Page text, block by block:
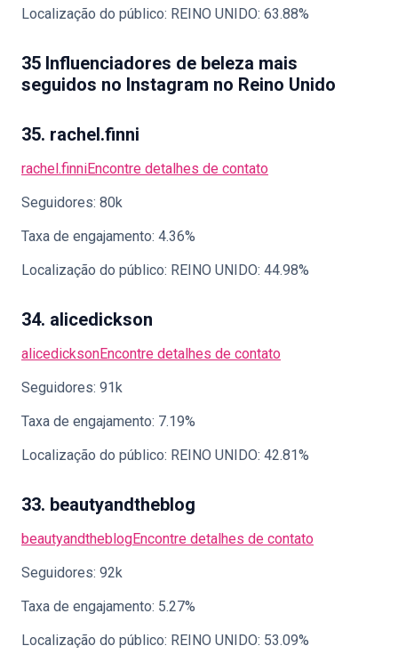
Localização do público: REINO UNIDO: 63.88%
35 Influenciadores de beleza mais
seguidos no Instagram no Reino Unido
35. rachel.finni
rachel.finniEncontre detalhes de contato
Seguidores: 80k
Taxa de engajamento: 4.36%
Localização do público: REINO UNIDO: 44.98%
34. alicedickson
alicedicksonEncontre detalhes de contato
Seguidores: 91k
Taxa de engajamento: 7.19%
Localização do público: REINO UNIDO: 42.81%
33. beautyandtheblog
beautyandtheblogEncontre detalhes de contato
Seguidores: 92k
Taxa de engajamento: 5.27%
Localização do público: REINO UNIDO: 53.09%